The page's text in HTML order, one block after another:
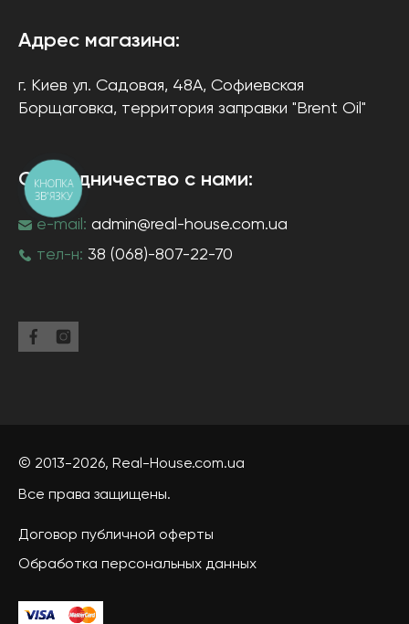
Адрес магазина:
г. Киев ул. Садовая, 48А, Софиевская
Борщаговка, территория заправки "Brent Oil"
Сотрудничество с нами:
e-mail: admin@real-house.com.ua
тел-н: 38 (068)-807-22-70
© 2013-2026, Real-House.com.ua
Все права защищены.
Договор публичной оферты
Обработка персональных данных
КНОПКА
ЗВ'ЯЗКУ